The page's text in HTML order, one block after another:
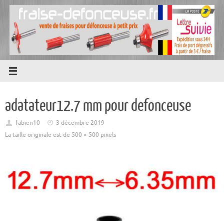
Passer
contenu
adatateur12.7 mm pour defonceuse
fabien10
3 décembre 2019
La taille originale est de 500 × 500 pixels